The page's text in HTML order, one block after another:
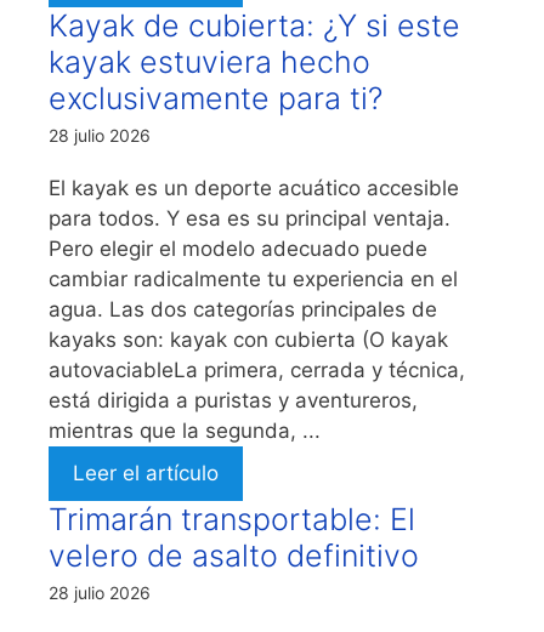
Kayak de cubierta: ¿Y si este
kayak estuviera hecho
exclusivamente para ti?
28 julio 2026
El kayak es un deporte acuático accesible
para todos. Y esa es su principal ventaja.
Pero elegir el modelo adecuado puede
cambiar radicalmente tu experiencia en el
agua. Las dos categorías principales de
kayaks son: kayak con cubierta (O kayak
autovaciableLa primera, cerrada y técnica,
está dirigida a puristas y aventureros,
mientras que la segunda, ...
Leer el artículo
Trimarán transportable: El
velero de asalto definitivo
28 julio 2026